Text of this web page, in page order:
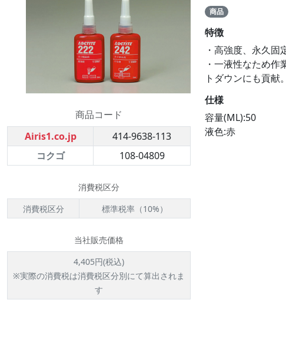
商品コード
Airis1.co.jp
414-9638-113
コクゴ
108-04809
消費税区分
消費税区分
標準税率（10%）
当社販売価格
4,405円(税込)
※実際の消費税は消費税区分別にて算出されま
す
商品
特徴
・高強度、永久固
・一液性なため
トダウンにも貢献。
仕様
容量(ML):50
液色:赤